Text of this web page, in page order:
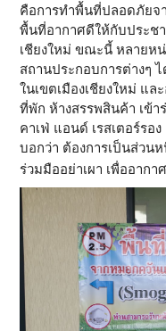
คือการทำพื้นที่ปลอดภัยจ
พื้นที่อากาศดีให้กับประช
เชียงใหม่ ขณะนี้ หลายห
สถานประกอบการต่างๆ
ในเขตเมืองเชียงใหม่ แล
ที่พัก ห้างสรรพสินค้า เข้า
คาเฟ่ แอนด์ เรสเตอร์รอ
บอกว่า ต้องการเป็นส่วน
ร่วมมืออย่าเผา เพื่ออาก